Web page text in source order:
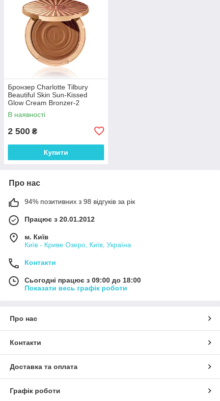
Бронзер Charlotte Tilbury
Beautiful Skin Sun-Kissed
Glow Cream Bronzer-2
Medium
В наявності
2 500 ₴
Купити
Про нас
94% позитивних з 98 відгуків за рік
Працює з 20.01.2012
м. Київ
Київ - Криве Озеро, Київ, Україна
Контакти
Сьогодні працює з 09:00 до 18:00
Показати весь графік роботи
Про нас
Контакти
Доставка та оплата
Графік роботи